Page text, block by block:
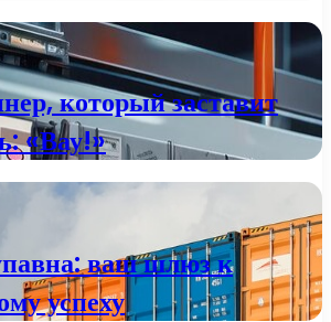
который заставит
«Вау!»
ваш шлюз к
успеху